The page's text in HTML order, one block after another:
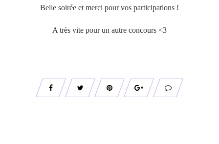
Belle soirée et merci pour vos participations !
A très vite pour un autre concours <3